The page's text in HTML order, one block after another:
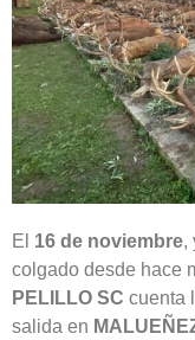
El 16 de noviembre,
colgado desde hace
PELILLO SC cuenta
salida en